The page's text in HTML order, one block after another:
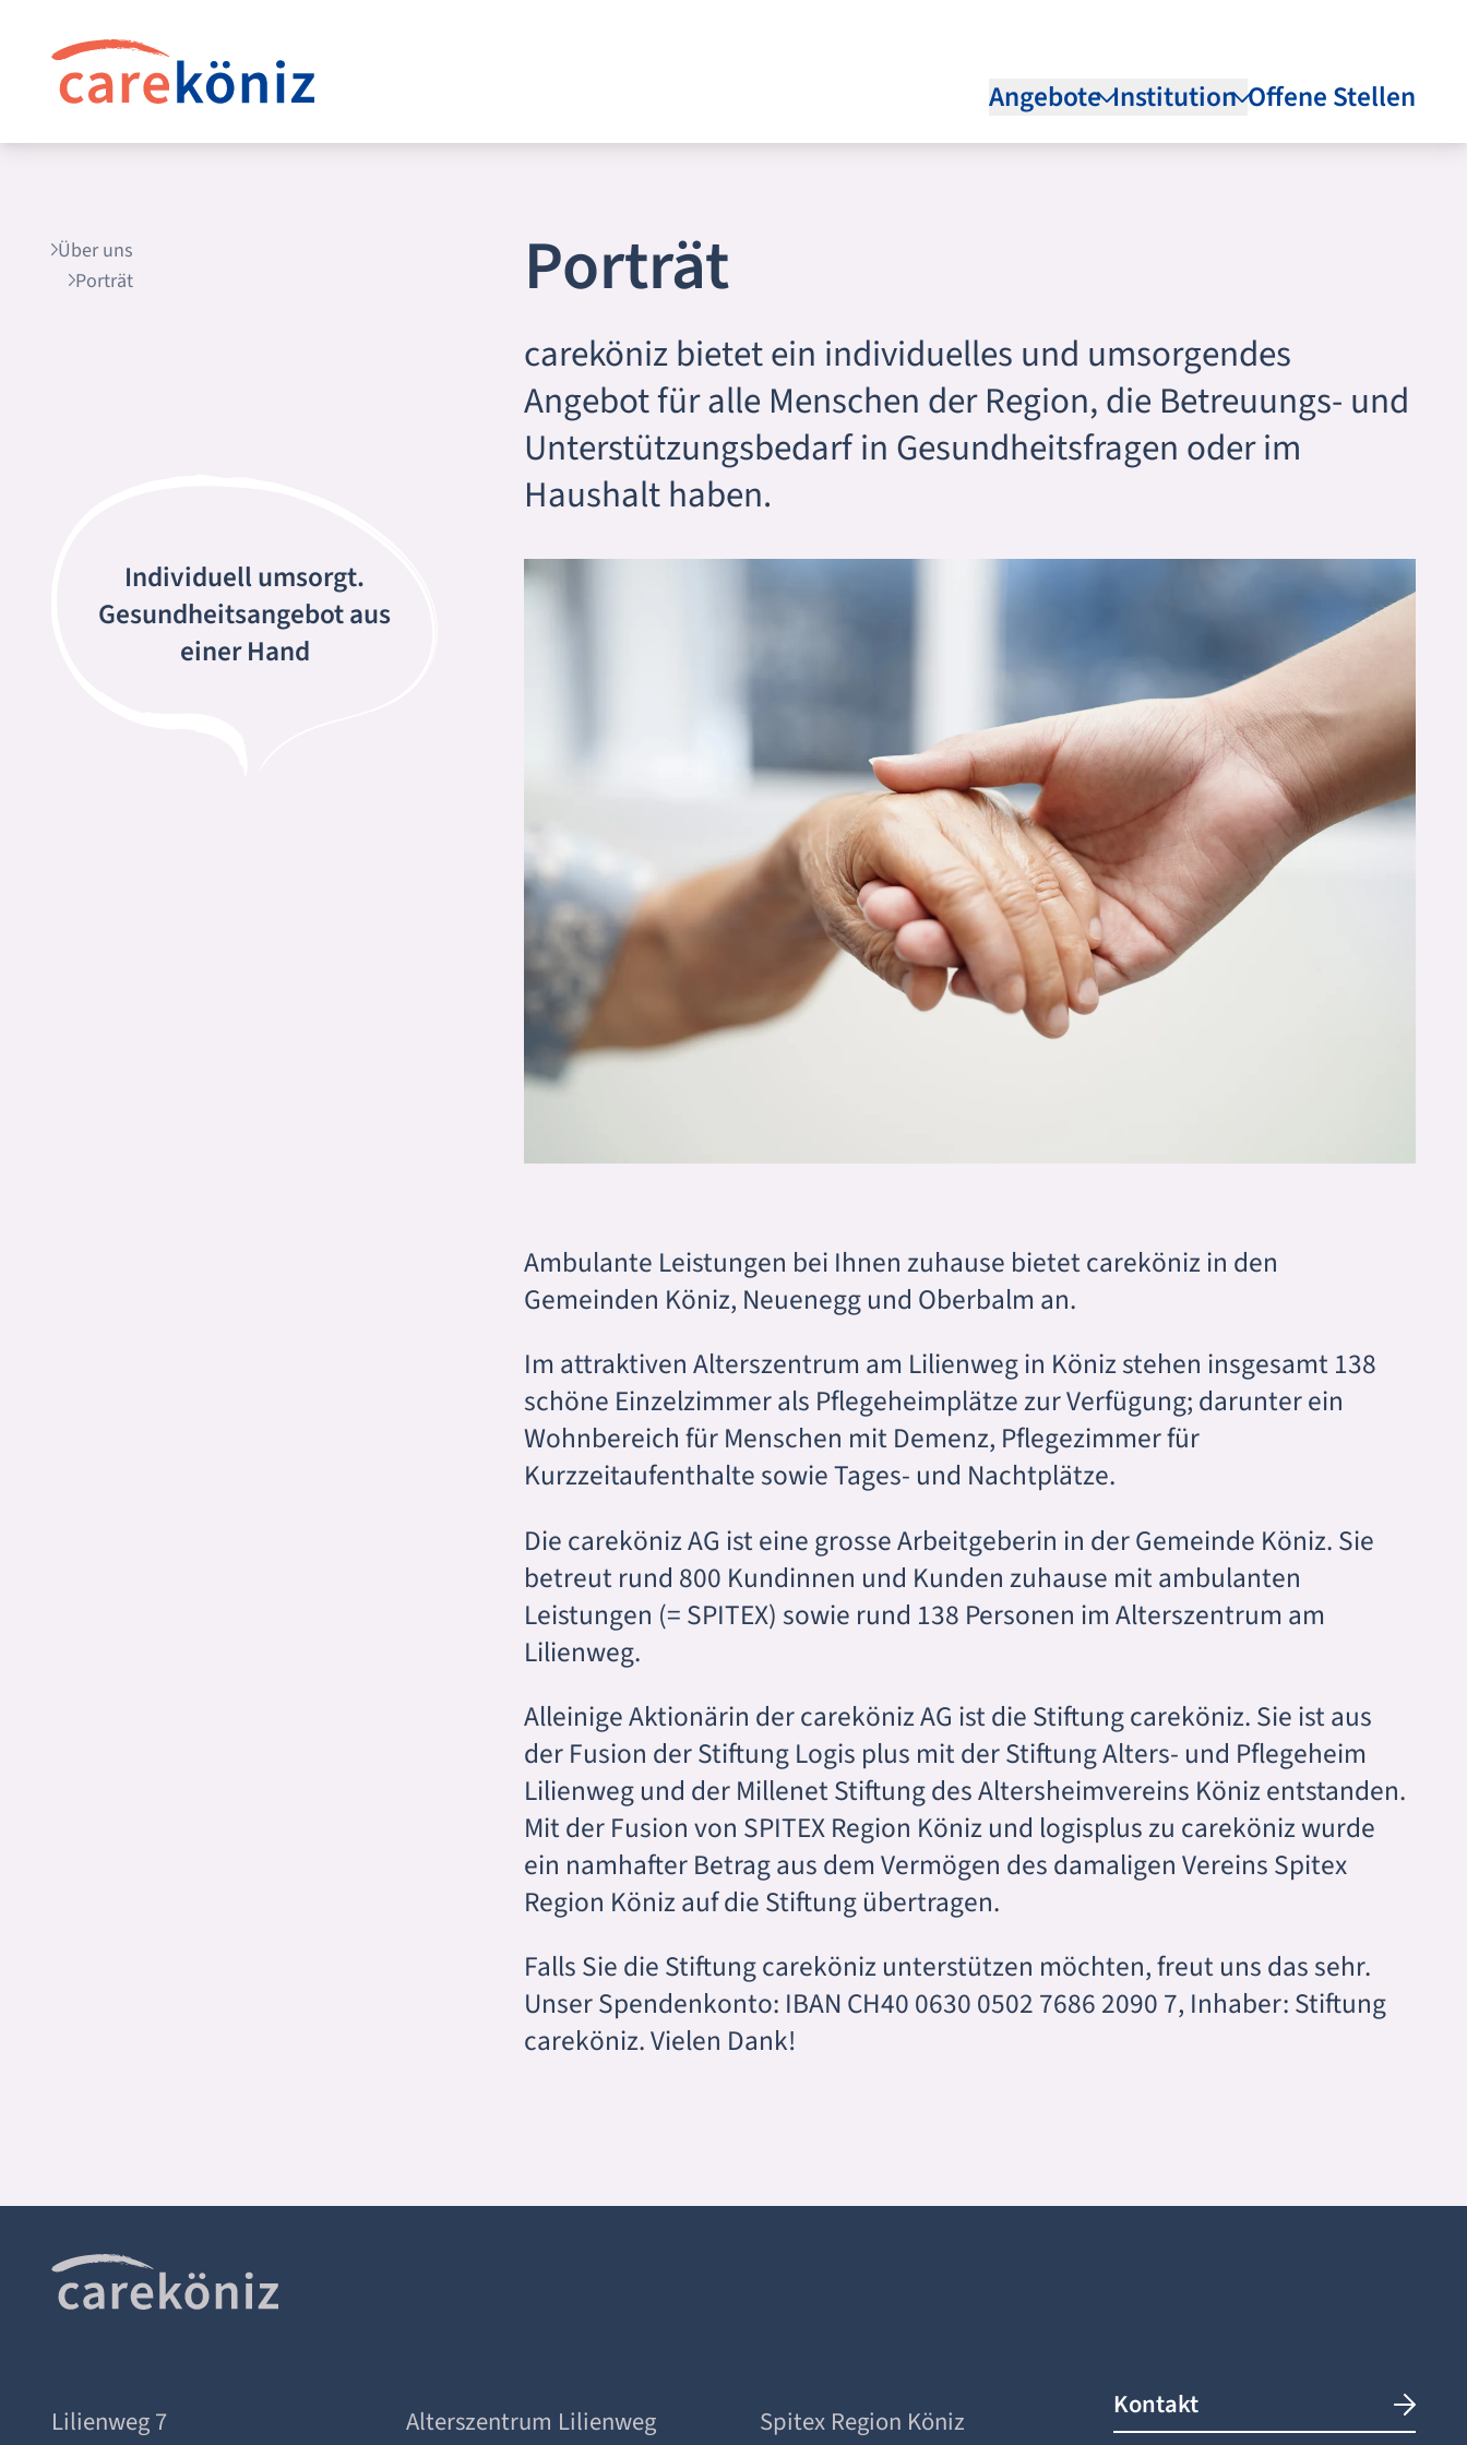
Angebote Institution Offene Stellen
Über uns
Porträt
Porträt
careköniz bietet ein individuelles und umsorgendes
Angebot für alle Menschen der Region, die Betreuungs- und
Unterstützungsbedarf in Gesundheitsfragen oder im
Haushalt haben.
Individuell umsorgt.
Gesundheitsangebot aus
einer Hand
Ambulante Leistungen bei Ihnen zuhause bietet careköniz in den
Gemeinden Köniz, Neuenegg und Oberbalm an.
Im attraktiven Alterszentrum am Lilienweg in Köniz stehen insgesamt 138
schöne Einzelzimmer als Pflegeheimplätze zur Verfügung; darunter ein
Wohnbereich für Menschen mit Demenz, Pflegezimmer für
Kurzzeitaufenthalte sowie Tages- und Nachtplätze.
Die careköniz AG ist eine grosse Arbeitgeberin in der Gemeinde Köniz. Sie
betreut rund 800 Kundinnen und Kunden zuhause mit ambulanten
Leistungen (= SPITEX) sowie rund 138 Personen im Alterszentrum am
Lilienweg.
Alleinige Aktionärin der careköniz AG ist die Stiftung careköniz. Sie ist aus
der Fusion der Stiftung Logis plus mit der Stiftung Alters- und Pflegeheim
Lilienweg und der Millenet Stiftung des Altersheimvereins Köniz entstanden.
Mit der Fusion von SPITEX Region Köniz und logisplus zu careköniz wurde
ein namhafter Betrag aus dem Vermögen des damaligen Vereins Spitex
Region Köniz auf die Stiftung übertragen.
Falls Sie die Stiftung careköniz unterstützen möchten, freut uns das sehr.
Unser Spendenkonto: IBAN CH40 0630 0502 7686 2090 7, Inhaber: Stiftung
careköniz. Vielen Dank!
Lilienweg 7
Alterszentrum Lilienweg
Spitex Region Köniz
Kontakt